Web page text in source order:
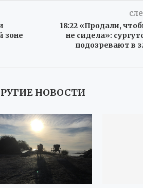
зоне
18:22 «Продали,
не сидела»:
подозревают в
НОВОСТИ